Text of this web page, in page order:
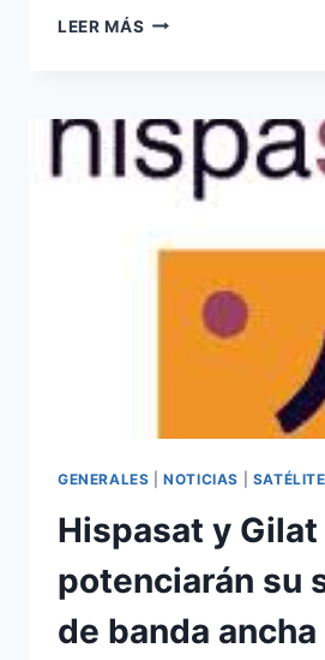
LEER MÁS SES
DE
BANDA
ANCHA
UNIDO
IRLANDA
GENERALES |NOTICIAS SATÉLITE
Hispasat y Gilat
potenciarán su
de banda ancha